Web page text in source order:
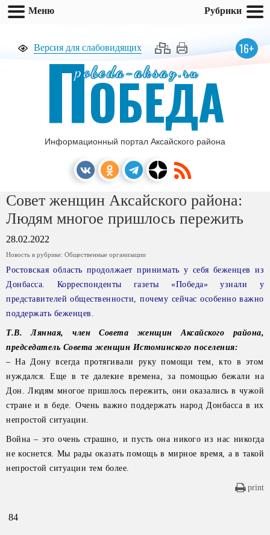
Версия для слабовидящих 16+
pobeda-aksay.ru
ПОБЕДА
Информационный портал Аксайского района
Совет женщин Аксайского района:
Людям многое пришлось пережить
28.02.2022
Новость в рубрике: Общественные организации
Ростовская область продолжает принимать у себя беженцев из
Донбасса. Корреспонденты газеты «Победа» узнали у
представителей общественности, почему сейчас особенно важно
поддержать беженцев.
Т.В. Лянная, член Совета женщин Аксайского района,
председатель Совета женщин Истоминского поселения:
– На Дону всегда протягивали руку помощи тем, кто в этом
нуждался. Еще в те далекие времена, за помощью бежали на
Дон. Людям многое пришлось пережить, они оказались в чужой
стране и в беде. Очень важно поддержать народ Донбасса в их
непростой ситуации.
Война – это очень страшно, и пусть она никого из нас никогда
не коснется. Мы рады оказать помощь в мирное время, а в такой
непростой ситуации тем более.
print
84
Меню Рубрики